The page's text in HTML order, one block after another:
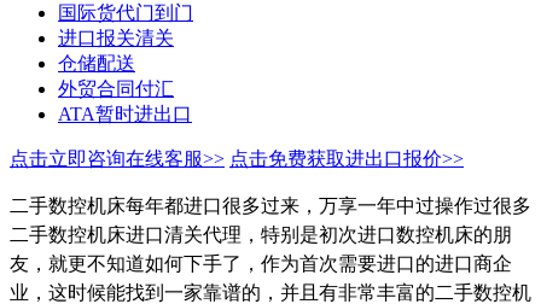
国际货代门到门
进口报关清关
仓储配送
外贸合同付汇
ATA暂时进出口
点击立即咨询在线客服>> 点击免费获取进出口报价>>
二手数控机床每年都进口很多过来，万享一年中过操作过很多
二手数控机床进口清关代理，特别是初次进口数控机床的朋
友，就更不知道如何下手了，作为首次需要进口的进口商企
业，这时候能找到一家靠谱的，并且有非常丰富的二手数控机